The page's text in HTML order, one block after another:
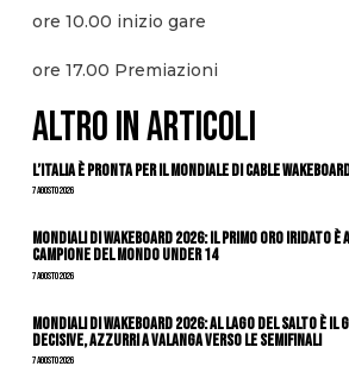
ore 10.00 inizio gare
ore 17.00 Premiazioni
ALTRO IN ARTICOLI
L’Italia è pronta per il Mondiale di Cable
7 Agosto 2026
Mondiali di Wakeboard 2026: il primo oro iridato
campione del mondo Under 14
7 Agosto 2026
Mondiali di Wakeboard 2026: al Lago del Salto è
decisive, azzurri a valanga verso le semifinali
7 Agosto 2026